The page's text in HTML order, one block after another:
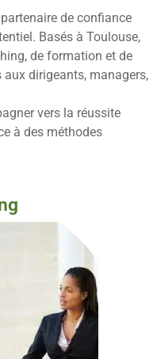
de confiance
Basés à Toulouse,
de formation et de
dirigeants, managers,
vers la réussite
à des méthodes